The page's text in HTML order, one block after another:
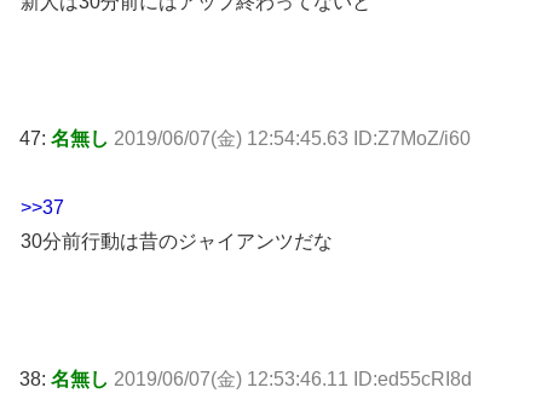
47: 名無し 2019/06/07(金) 12:54:45.63 ID:Z7MoZ/i60
>>37
30分前行動は昔のジャイアンツだな
38: 名無し 2019/06/07(金) 12:53:46.11 ID:ed55cRI8d